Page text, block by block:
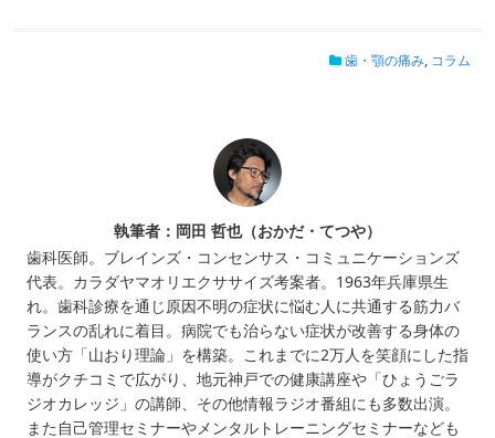
歯・顎の痛み, コラム
執筆者：岡田 哲也（おかだ・てつや）
歯科医師。ブレインズ・コンセンサス・コミュニケーションズ
代表。カラダヤマオリエクササイズ考案者。1963年兵庫県生
れ。歯科診療を通じ原因不明の症状に悩む人に共通する筋力バ
ランスの乱れに着目。病院でも治らない症状が改善する身体の
使い方「山おり理論」を構築。これまでに2万人を笑顔にした指
導がクチコミで広がり、地元神戸での健康講座や「ひょうごラ
ジオカレッジ」の講師、その他情報ラジオ番組にも多数出演。
また自己管理セミナーやメンタルトレーニングセミナーなども